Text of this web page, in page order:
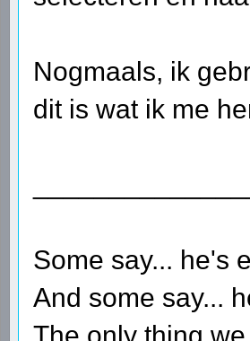
Nogmaals, ik
dit is wat ik me
Some say... he's
And some say...
The only thing